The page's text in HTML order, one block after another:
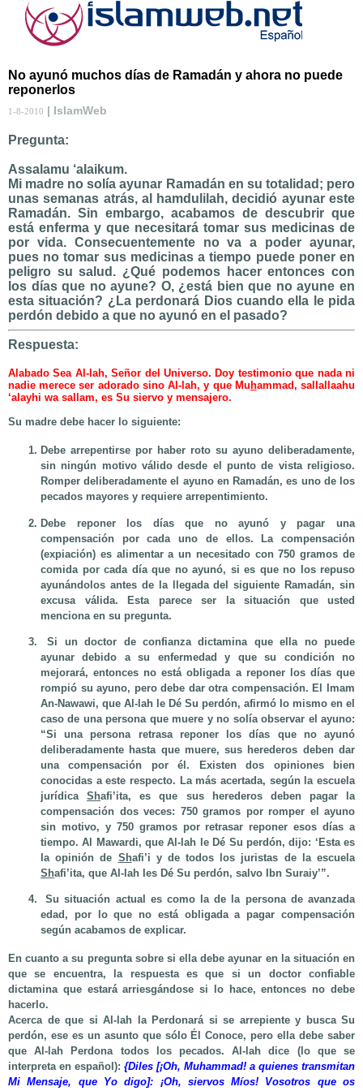
No ayunó muchos días de Ramadán y ahora no puede
reponerlos
1-8-2010 | IslamWeb
Pregunta:
Assalamu ‘alaikum.
Mi madre no solía ayunar Ramadán en su totalidad; pero
unas semanas atrás, al hamdulilah, decidió ayunar este
Ramadán. Sin embargo, acabamos de descubrir que
está enferma y que necesitará tomar sus medicinas de
por vida. Consecuentemente no va a poder ayunar,
pues no tomar sus medicinas a tiempo puede poner en
peligro su salud. ¿Qué podemos hacer entonces con
los días que no ayune? O, ¿está bien que no ayune en
esta situación? ¿La perdonará Dios cuando ella le pida
perdón debido a que no ayunó en el pasado?
Respuesta:
Alabado Sea Al-lah, Señor del Universo. Doy testimonio que nada ni
nadie merece ser adorado sino Al-lah, y que Mu hammad, sallallaahu
‘alayhi wa sallam, es Su siervo y mensajero.
Su madre debe hacer lo siguiente:
Debe arrepentirse por haber roto su ayuno deliberadamente,
sin ningún motivo válido desde el punto de vista religioso.
Romper deliberadamente el ayuno en Ramadán, es uno de los
pecados mayores y requiere arrepentimiento.
Debe reponer los días que no ayunó y pagar una
compensación por cada uno de ellos. La compensación
(expiación) es alimentar a un necesitado con 750 gramos de
comida por cada día que no ayunó, si es que no los repuso
ayunándolos antes de la llegada del siguiente Ramadán, sin
excusa válida. Esta parece ser la situación que usted
menciona en su pregunta.
Si un doctor de confianza dictamina que ella no puede
ayunar debido a su enfermedad y que su condición no
mejorará, entonces no está obligada a reponer los días que
rompió su ayuno, pero debe dar otra compensación. El Imam
An-Nawawi, que Al-lah le Dé Su perdón, afirmó lo mismo en el
caso de una persona que muere y no solía observar el ayuno:
“Si una persona retrasa reponer los días que no ayunó
deliberadamente hasta que muere, sus herederos deben dar
una compensación por él. Existen dos opiniones bien
conocidas a este respecto. La más acertada, según la escuela
jurídicaShafi’ita, es que sus herederos deben pagar la
compensación dos veces: 750 gramos por romper el ayuno
sin motivo, y 750 gramos por retrasar reponer esos días a
tiempo. Al Mawardi, que Al-lah le Dé Su perdón, dijo: ‘Esta es
la opinión de Shafi’i y de todos los juristas de la escuela
Shafi’ita, que Al-lah les Dé Su perdón, salvo Ibn Suraiy’”.
Su situación actual es como la de la persona de avanzada
edad, por lo que no está obligada a pagar compensación
según acabamos de explicar.
En cuanto a su pregunta sobre si ella debe ayunar en la situación en
que se encuentra, la respuesta es que si un doctor confiable
dictamina que estará arriesgándose si lo hace, entonces no debe
hacerlo.
Acerca de que si Al-lah la Perdonará si se arrepiente y busca Su
perdón, ese es un asunto que sólo Él Conoce, pero ella debe saber
que Al-lah Perdona todos los pecados. Al-lah dice (lo que se
interpreta en español): {Diles [¡Oh, Muhammad! a quienes transmitan
Mi Mensaje, que Yo digo]: ¡Oh, siervos Míos! Vosotros que os